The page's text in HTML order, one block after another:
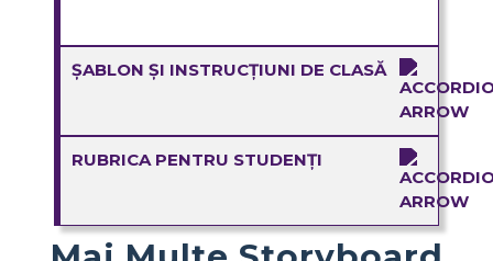
ȘABLON ȘI INSTRUCȚIUNI DE CLASĂ
RUBRICA PENTRU STUDENȚI